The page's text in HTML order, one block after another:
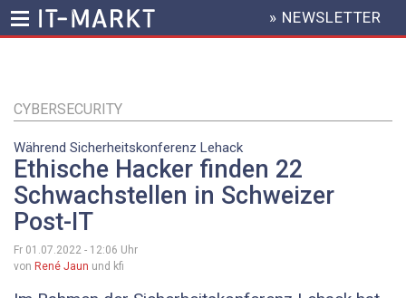
Inhalt
HEADER
MENU
» NEWSLETTER
CYBERSECURITY
Während Sicherheitskonferenz Lehack
Ethische Hacker finden 22
Schwachstellen in Schweizer
Post-IT
Fr 01.07.2022 - 12:06 Uhr
von René Jaun und kfi